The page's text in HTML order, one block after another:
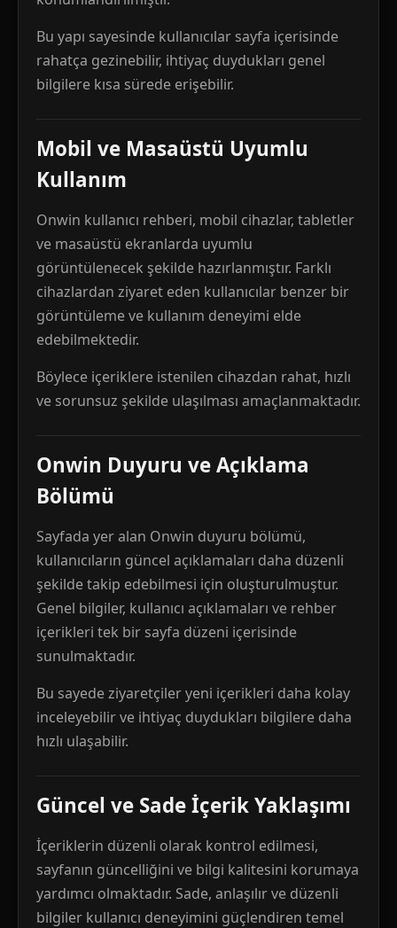
Bu yapı sayesinde kullanıcılar sayfa içerisinde
rahatça gezinebilir, ihtiyaç duydukları genel
bilgilere kısa sürede erişebilir.
Mobil ve Masaüstü Uyumlu
Kullanım
Onwin kullanıcı rehberi, mobil cihazlar, tabletler
ve masaüstü ekranlarda uyumlu
görüntülenecek şekilde hazırlanmıştır. Farklı
cihazlardan ziyaret eden kullanıcılar benzer bir
görüntüleme ve kullanım deneyimi elde
edebilmektedir.
Böylece içeriklere istenilen cihazdan rahat, hızlı
ve sorunsuz şekilde ulaşılması amaçlanmaktadır.
Onwin Duyuru ve Açıklama
Bölümü
Sayfada yer alan Onwin duyuru bölümü,
kullanıcıların güncel açıklamaları daha düzenli
şekilde takip edebilmesi için oluşturulmuştur.
Genel bilgiler, kullanıcı açıklamaları ve rehber
içerikleri tek bir sayfa düzeni içerisinde
sunulmaktadır.
Bu sayede ziyaretçiler yeni içerikleri daha kolay
inceleyebilir ve ihtiyaç duydukları bilgilere daha
hızlı ulaşabilir.
Güncel ve Sade İçerik Yaklaşımı
İçeriklerin düzenli olarak kontrol edilmesi,
sayfanın güncelliğini ve bilgi kalitesini korumaya
yardımcı olmaktadır. Sade, anlaşılır ve düzenli
bilgiler kullanıcı deneyimini güçlendiren temel